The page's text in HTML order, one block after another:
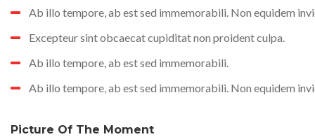
Ab illo tempore, ab est sed immemorabili. Non equidem
Excepteur sint obcaecat cupiditat non proident culpa.
Ab illo tempore, ab est sed immemorabili.
Ab illo tempore, ab est sed immemorabili. Non equidem
Picture Of The Moment